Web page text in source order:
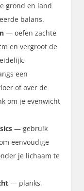
grond en land
balans.
— oefen zachte
en vergroot de
een
of over de
om je evenwicht
— gebruik
eenvoudige
je lichaam te
— planks,